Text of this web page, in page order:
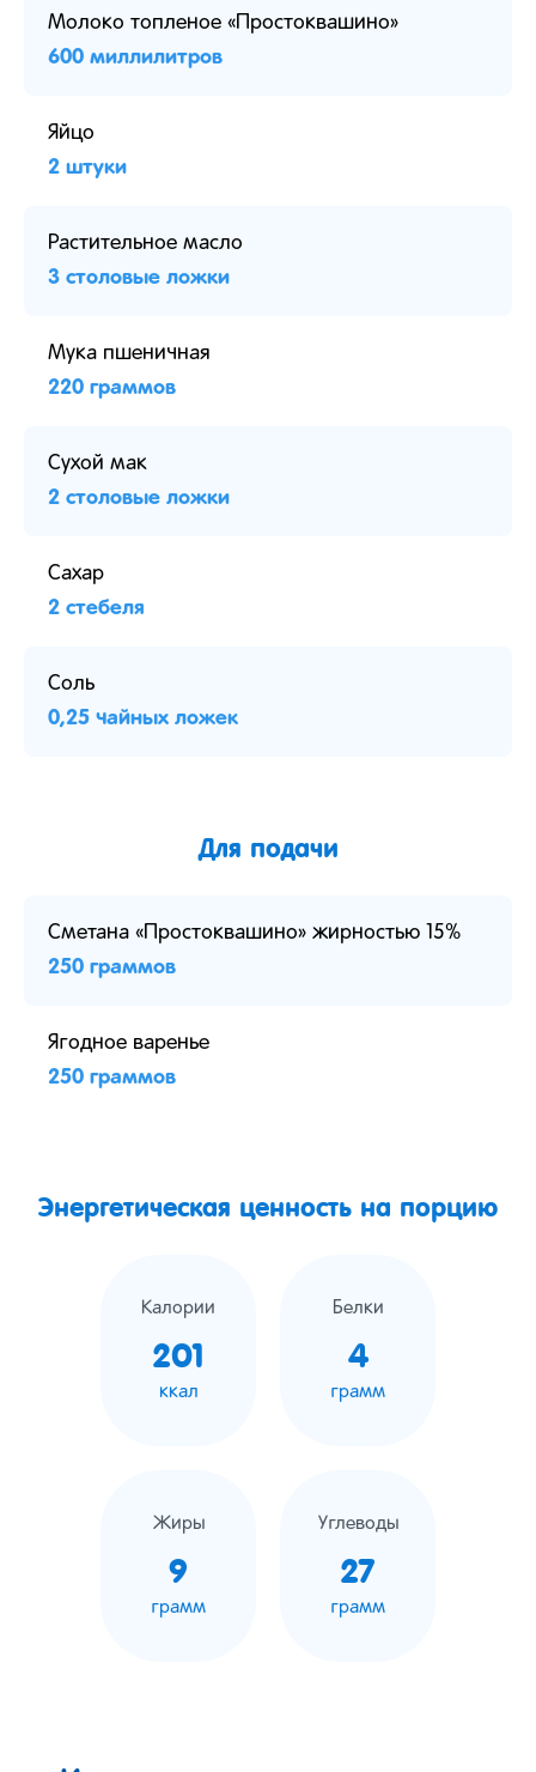
Молоко топленое «Простоквашино»
600 миллилитров
Яйцо
2 штуки
Растительное масло
3 столовые ложки
Мука пшеничная
220 граммов
Сухой мак
2 столовые ложки
Сахар
2 стебеля
Соль
0,25 чайных ложек
Для подачи
Сметана «Простоквашино» жирностью 15%
250 граммов
Ягодное варенье
250 граммов
Энергетическая ценность на порцию
Калории
201
ккал
Белки
4
грамм
Жиры
9
грамм
Углеводы
27
грамм